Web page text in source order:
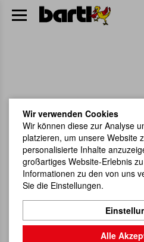
Wir verwenden Cookies
Wir können diese zur Analyse
platzieren, um unsere Website
personalisierte Inhalte
großartiges Website-Erlebnis
Informationen zu den von uns
Sie die Einstellungen.
Alle